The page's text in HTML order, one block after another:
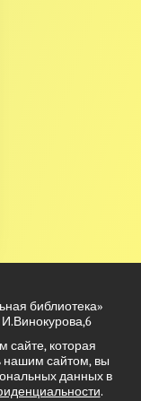
библиотека»
которая
нашим сайтом, вы
данных в
.